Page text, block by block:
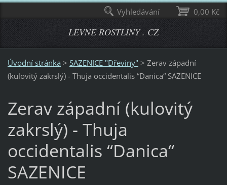
LEVNE ROSTLINY . CZ
Úvodní stránka > SAZENICE "Dřeviny" > Zerav západní
(kulovitý zakrslý) - Thuja occidentalis “Danica“ SAZENICE
Zerav západní (kulovitý
zakrslý) - Thuja
occidentalis “Danica“
SAZENICE
0,00 Kč
Vyhledávání